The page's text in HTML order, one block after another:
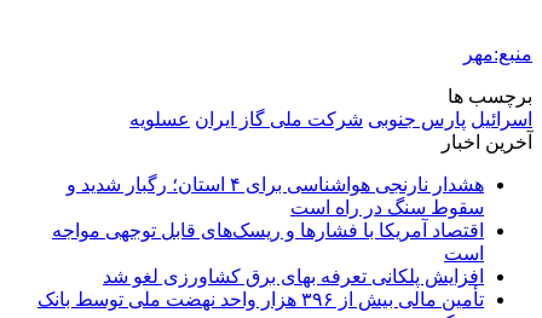
منبع:مهر
برچسب ها
اسرائیل پارس جنوبی شرکت ملی گاز ایران عسلویه
آخرین اخبار
هشدار نارنجی هواشناسی برای ۴ استان؛ رگبار شدید و
سقوط سنگ در راه است
اقتصاد آمریکا با فشارها و ریسک‌های قابل توجهی مواجه
است
افزایش پلکانی تعرفه بهای برق کشاورزی لغو شد
تأمین مالی بیش از ۳۹۶ هزار واحد نهضت ملی توسط بانک